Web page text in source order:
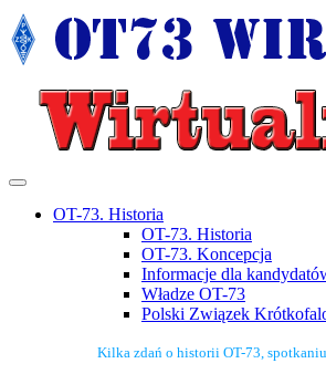
OT-73. Historia
OT-73. Historia
OT-73. Koncepcja
Informacje dla
Władze OT-73
Polski Związek
Kilka zdań o historii OT-73,